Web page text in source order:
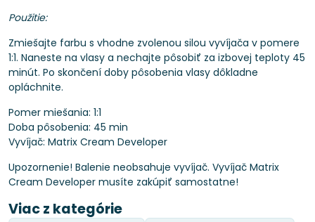
Použitie:
Zmiešajte farbu s vhodne zvolenou silou vyvíjača v pomere
1:1. Naneste na vlasy a nechajte pôsobiť za izbovej teploty 45
minút. Po skončení doby pôsobenia vlasy dôkladne
opláchnite.
Pomer miešania: 1:1
Doba pôsobenia: 45 min
Vyvíjač: Matrix Cream Developer
Upozornenie! Balenie neobsahuje vyvíjač. Vyvíjač Matrix
Cream Developer musíte zakúpiť samostatne!
Viac z kategórie